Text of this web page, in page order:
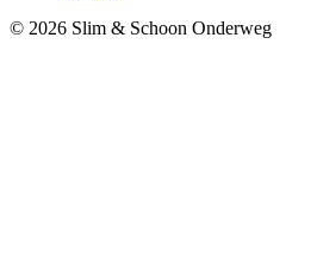
© 2026 Slim & Schoon Onderweg